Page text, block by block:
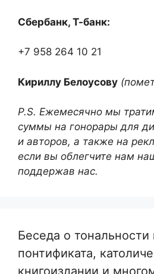
Сбербанк, Т-банк:
+7 958 264 10 21
Кириллу Белоусову
P.S. Ежемесячно мы
суммы на гонорары для
и авторов, а также на
если вы облегчите нам
поддержав нас.
Беседа о тональности
понтификата,